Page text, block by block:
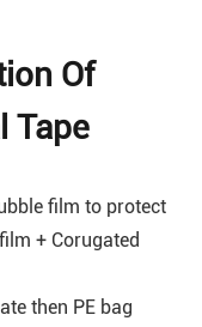
Of
Tape
film to protect
+ Corugated
then PE bag